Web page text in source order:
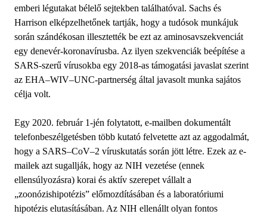
emberi légutakat bélelő sejtekben találhatóval. Sachs és
Harrison elképzelhetőnek tartják, hogy a tudósok munkájuk
során szándékosan illesztették be ezt az aminosavszekvenciát
egy denevér-koronavírusba. Az ilyen szekvenciák beépítése a
SARS-szerű vírusokba egy 2018-as támogatási javaslat szerint
az EHA–WIV–UNC-partnerség által javasolt munka sajátos
célja volt.
Egy 2020. február 1-jén folytatott, e-mailben dokumentált
telefonbeszélgetésben több kutató felvetette azt az aggodalmát,
hogy a SARS–CoV–2 víruskutatás során jött létre. Ezek az e-
mailek azt sugallják, hogy az NIH vezetése (ennek
ellensúlyozásra) korai és aktív szerepet vállalt a
„zoonózishipotézis” előmozdításában és a laboratóriumi
hipotézis elutasításában. Az NIH ellenállt olyan fontos